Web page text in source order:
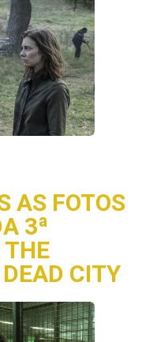
AS FOTOS
3ª
CITY